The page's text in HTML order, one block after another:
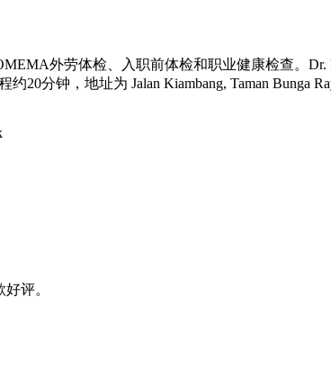
外劳体检、入职前体检和职业健康检查。Dr.
分钟，地址为 Jalan Kiambang, Taman Bunga
评。